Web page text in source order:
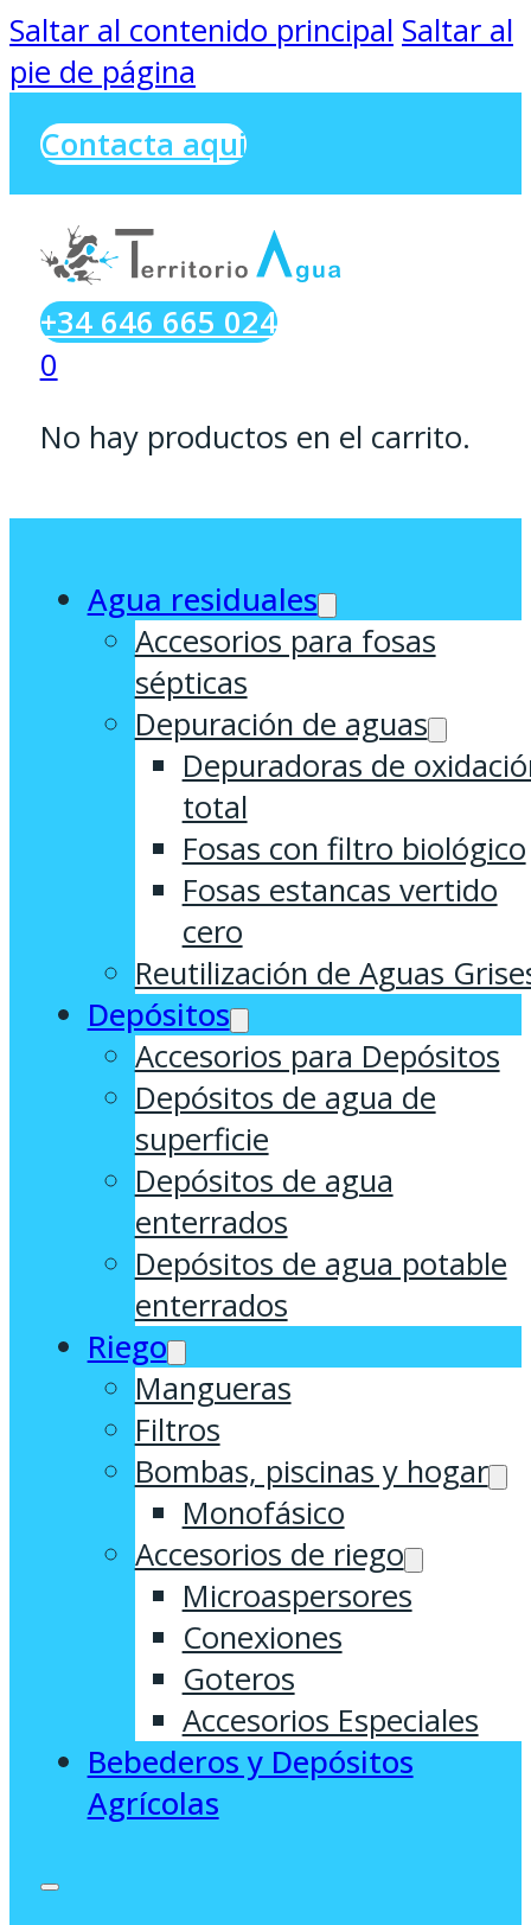
Saltar al contenido principal Saltar al
pie de página
Contacta aqui
+34 646 665 024
0
No hay productos en el carrito.
Agua residuales
Accesorios para fosas
sépticas
Depuración de aguas
Depuradoras de
total
Fosas con filtro biológico
Fosas estancas vertido
cero
Reutilización de Aguas
Depósitos
Accesorios para Depósitos
Depósitos de agua de
superficie
Depósitos de agua
enterrados
Depósitos de agua potable
enterrados
Riego
Mangueras
Filtros
Bombas, piscinas y hogar
Monofásico
Accesorios de riego
Microaspersores
Conexiones
Goteros
Accesorios Especiales
Bebederos y Depósitos
Agrícolas